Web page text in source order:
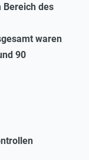
Bereich des
waren
90